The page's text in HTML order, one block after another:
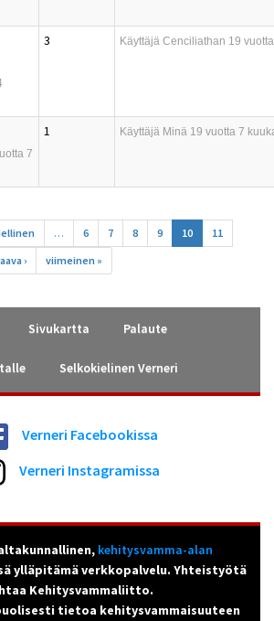
3 Käyttäjä Cenciliathan 19
7
1 Käyttäjä Minä 19 vuotta 7
… 6 7 8 9 10
11
› viimeinen »
Sivukartta Palaute
Selkokielinen Verneri
Verneri Facebookissa
Verneri Instagramissa
kehitysvamma-alan
ylläpitämä verkkopalvelu. Yhteistyötä
Kehitysvammaliitto.
tietoa kehitysvammaisuuteen